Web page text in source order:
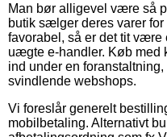
Man bør alligevel være så
butik sælger deres varer
favorabel, så er det tit være
uægte e-handler. Køb med
ind under en
svindlende webshops.
Vi foreslår generelt
mobilbetaling. Alternativt